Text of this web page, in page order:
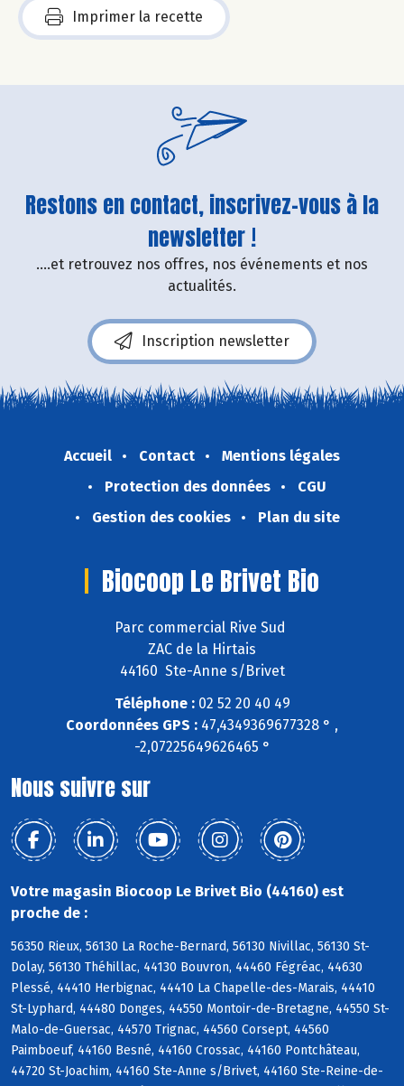
Imprimer la recette
Restons en contact, inscrivez-vous à la
newsletter !
....et retrouvez nos offres, nos événements et nos
actualités.
Inscription newsletter
Accueil Contact
Mentions légales
Protection des données
CGU
Gestion des cookies
Plan du site
Biocoop Le Brivet Bio
Parc commercial Rive Sud
ZAC de la Hirtais
44160 Ste-Anne s/Brivet
Téléphone :02 52 20 40 49
Coordonnées GPS : 47,4349369677328 ° ,
-2,07225649626465 °
Nous suivre sur
Votre magasin Biocoop Le Brivet Bio (44160) est
proche de :
56350 Rieux, 56130 La Roche-Bernard, 56130 Nivillac, 56130 St-
Dolay, 56130 Théhillac, 44130 Bouvron, 44460 Fégréac, 44630
Plessé, 44410 Herbignac, 44410 La Chapelle-des-Marais, 44410
St-Lyphard, 44480 Donges, 44550 Montoir-de-Bretagne, 44550 St-
Malo-de-Guersac, 44570 Trignac, 44560 Corsept, 44560
Paimboeuf, 44160 Besné, 44160 Crossac, 44160 Pontchâteau,
44720 St-Joachim, 44160 Ste-Anne s/Brivet, 44160 Ste-Reine-de-